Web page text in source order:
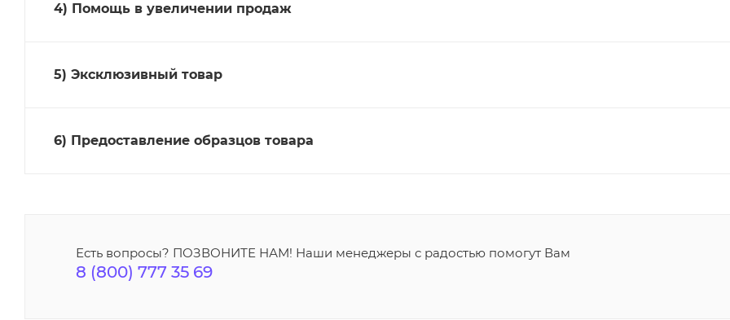
4) Помощь в увеличении продаж
5) Эксклюзивный товар
6) Предоставление образцов товара
Есть вопросы? ПОЗВОНИТЕ НАМ! Наши менеджеры с радостью помогут Вам
8 (800) 777 35 69